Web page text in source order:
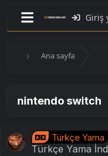
Giriş
Ana sayfa
nintendo switch
Türkçe Yama
Türkçe Yama